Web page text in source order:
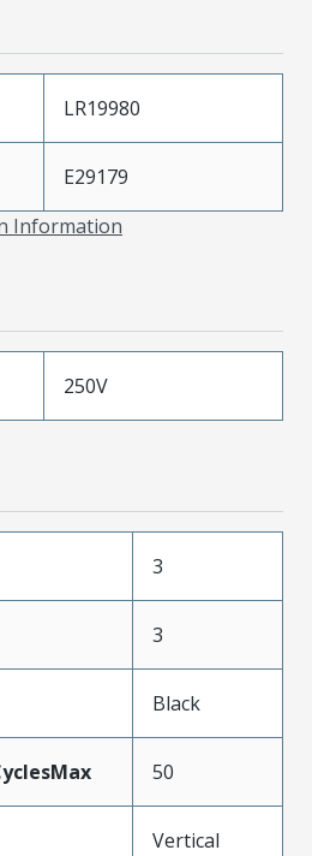
LR19980
E29179
Information
250V
3
3
Black
50
Vertical